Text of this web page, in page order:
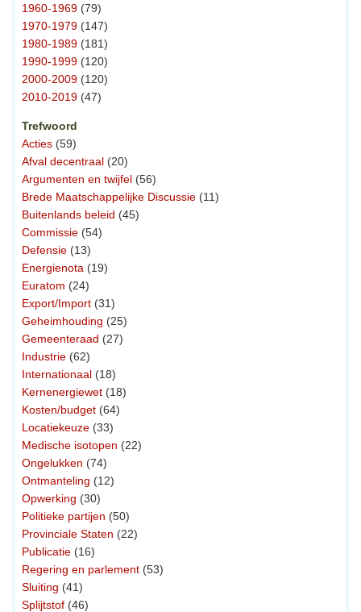
1960-1969 (79)
1970-1979 (147)
1980-1989 (181)
1990-1999 (120)
2000-2009 (120)
2010-2019 (47)
Trefwoord
Acties (59)
Afval decentraal (20)
Argumenten en twijfel (56)
Brede Maatschappelijke Discussie (11)
Buitenlands beleid (45)
Commissie (54)
Defensie (13)
Energienota (19)
Euratom (24)
Export/Import (31)
Geheimhouding (25)
Gemeenteraad (27)
Industrie (62)
Internationaal (18)
Kernenergiewet (18)
Kosten/budget (64)
Locatiekeuze (33)
Medische isotopen (22)
Ongelukken (74)
Ontmanteling (12)
Opwerking (30)
Politieke partijen (50)
Provinciale Staten (22)
Publicatie (16)
Regering en parlement (53)
Sluiting (41)
Splijtstof (46)